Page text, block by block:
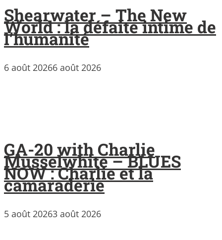
Shearwater – The New
World : la défaite intime de
l’humanité
6 août 20266 août 2026
GA-20 with Charlie
Musselwhite – BLUES
NOW : Charlie et la
camaraderie
5 août 20263 août 2026